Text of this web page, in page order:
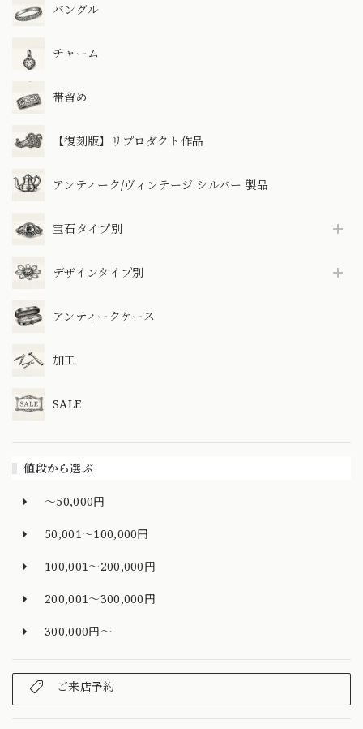
バングル
チャーム
帯留め
【復刻版】リプロダクト作品
アンティーク/ヴィンテージ シルバー 製品
宝石タイプ別
デザインタイプ別
アンティークケース
加工
SALE
値段から選ぶ
～50,000円
50,001～100,000円
100,001～200,000円
200,001～300,000円
300,000円～
ご来店予約